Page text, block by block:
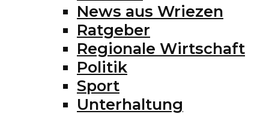
News aus Wriezen
Ratgeber
Regionale Wirtschaft
Politik
Sport
Unterhaltung